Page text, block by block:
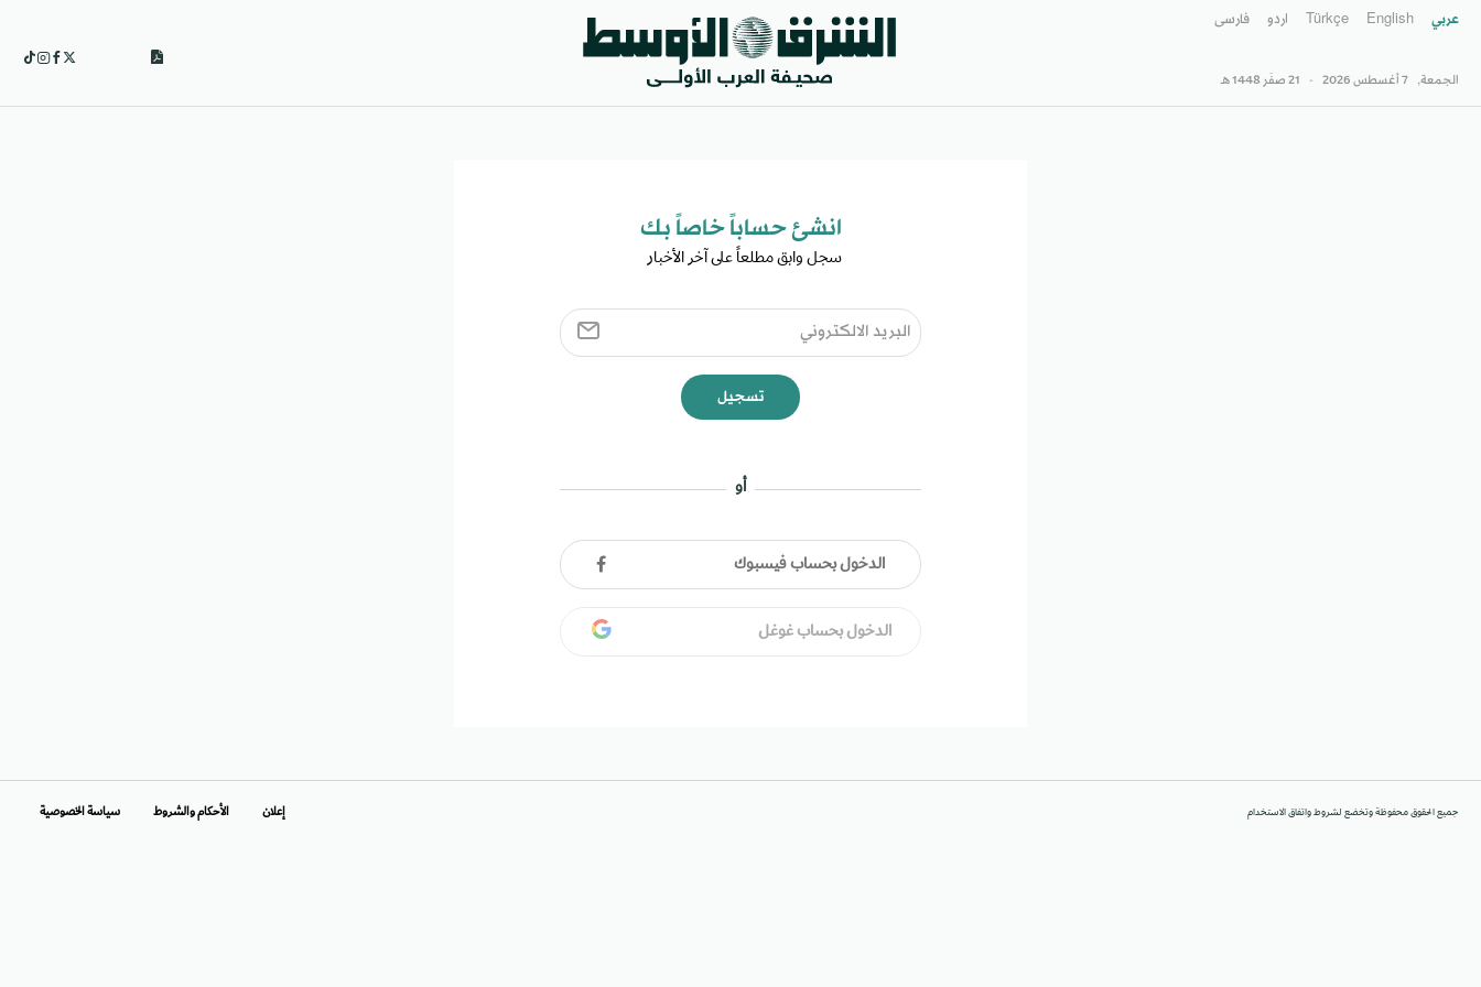
عربي English
Türkçe اردو فارسى
الجمعة, 7 أغسطس 2026 - 21 صفَر 1448 هـ
انشئ حساباً خاصاً بك​
سجل وابق مطلعاً على آخر الأخبار ​
تسجيل
أو
الدخول بحساب فيسبوك
الدخول بحساب غوغل
جميع الحقوق محفوظة وتخضع لشروط واتفاق الاستخدام إعلان الأحكام والشروط سياسة الخصوصية